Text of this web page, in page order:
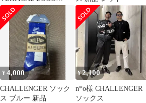
SOCKS BLACK
¥4,000
CHALLENGER ソック
ス ブルー 新品
¥2,100
n*o様 CHALLENGER
ソックス